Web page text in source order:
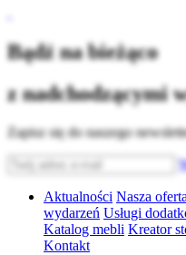
Bądź na bieżąco
z nadchodzącymi
Zapisz się do naszego
Aktualności Nasza oferta
wydarzeń Usługi
Katalog mebli Kreator
Kontakt